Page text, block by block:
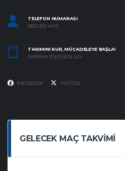
TELEFON NUMARASI
0850 309 44 13
TAKIMINI KUR, MÜCADELEYE BAŞLA!
AVRASYA VOLEYBOL LIGI
FACEBOOK TWITTER
GELECEK MAÇ TAKVIMI